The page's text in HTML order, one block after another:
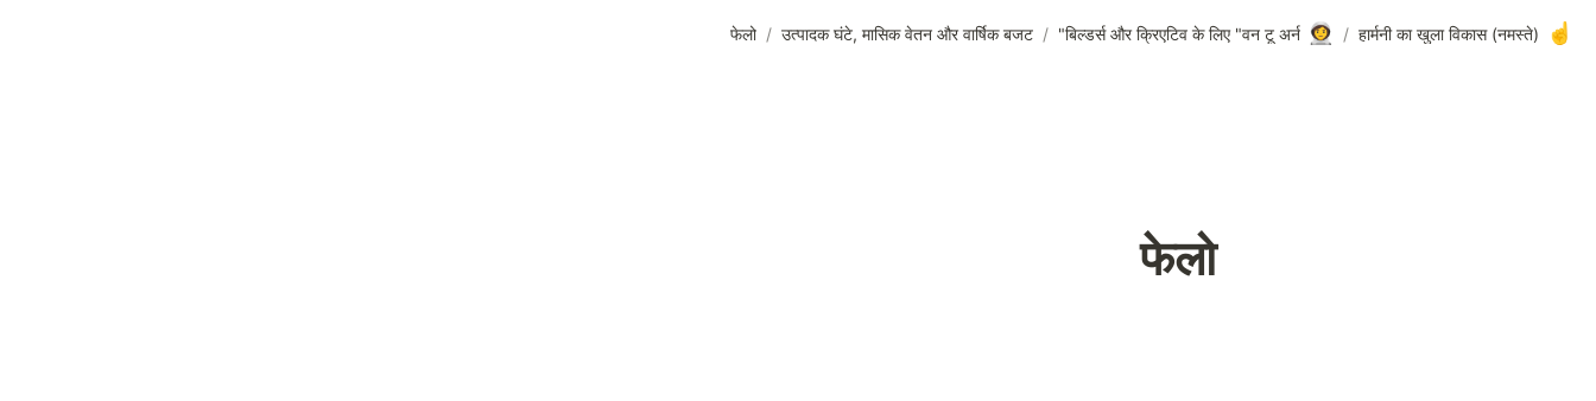
☝️
(नमस्ते) हार्मनी का खुला विकास
/
👩‍🚀
बिल्डर्स और क्रिएटिव के लिए "वन टू अर्न"
/
उत्पादक घंटे, मासिक वेतन और वार्षिक बजट
/
फेलो
फेलो